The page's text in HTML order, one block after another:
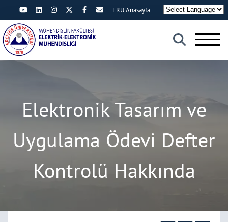
×
ERÜ Anasayfa
Elektronik Tasarım ve
Uygulama Ödevi Defter
Kontrolü Hakkında